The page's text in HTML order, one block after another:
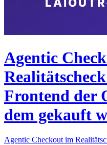
Agentic
Frontend der
dem gekauft
Agentic Checkout im